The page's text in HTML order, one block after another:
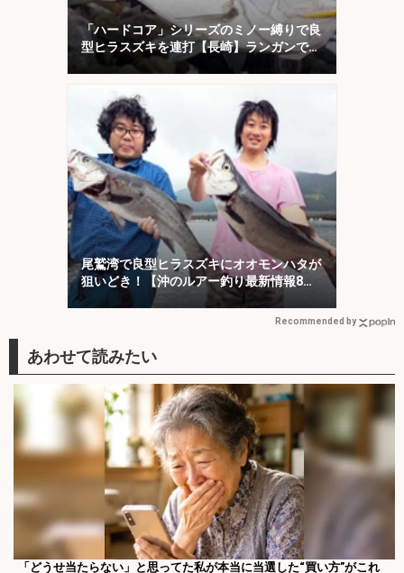
「ハードコア」シリーズのミノー縛りで良
型ヒラスズキを連打【長崎】ランガンでサ
ラシを攻略！
尾鷲湾で良型ヒラスズキにオオモンハタが
狙いどき！【沖のルアー釣り最新情報8
選・三重】
Recommended by
「どうせ当たらない」と思ってた私が本当に当選した“買い方”がこれ